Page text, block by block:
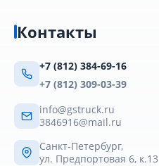
Контакты
+7 (812) 384-69-16
+7 (812) 309-03-39
info@gstruck.ru
3846916@mail.ru
Санкт-Петербург,
ул. Предпортовая 6, к.13